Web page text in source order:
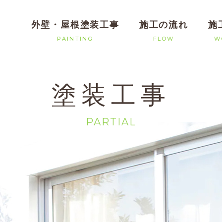
外壁・屋根塗装工事
PAINTING
施工の流れ
FLOW
施
塗装工事
PARTIAL